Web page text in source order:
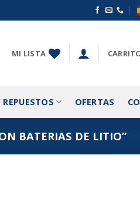
MI LISTA
OFERTAS
BATERIAS DE LITIO”